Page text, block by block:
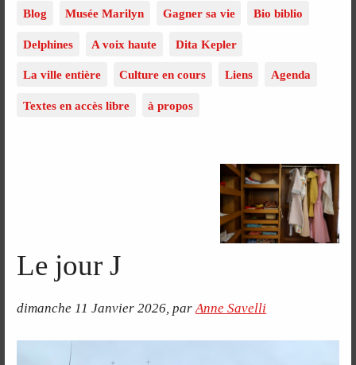
Blog Musée Marilyn Gagner sa vie Bio biblio
Delphines A voix haute Dita Kepler
La ville entière Culture en cours Liens Agenda
Textes en accès libre à propos
Le jour J
dimanche 11 Janvier 2026,parAnne Savelli